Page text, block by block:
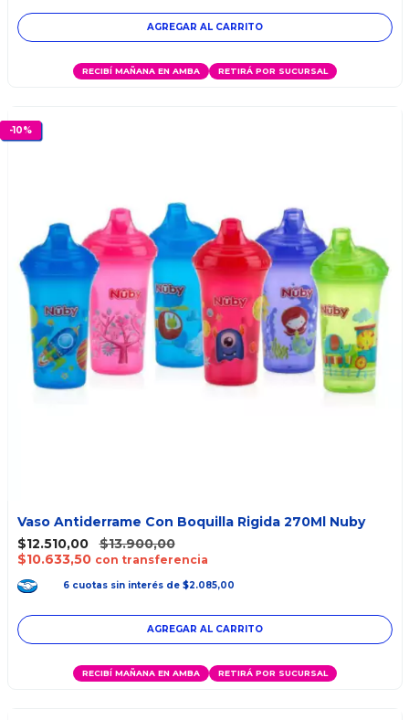
RECIBÍ MAÑANA EN AMBA RETIRÁ POR SUCURSAL
-10%
Vaso Antiderrame Con Boquilla Rigida 270Ml Nuby
$12.510,00
$13.900,00
$10.633,50 con transferencia
6 cuotas sin interés de $2.085,00
RECIBÍ MAÑANA EN AMBA RETIRÁ POR SUCURSAL